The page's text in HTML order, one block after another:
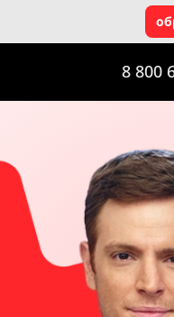
8 800